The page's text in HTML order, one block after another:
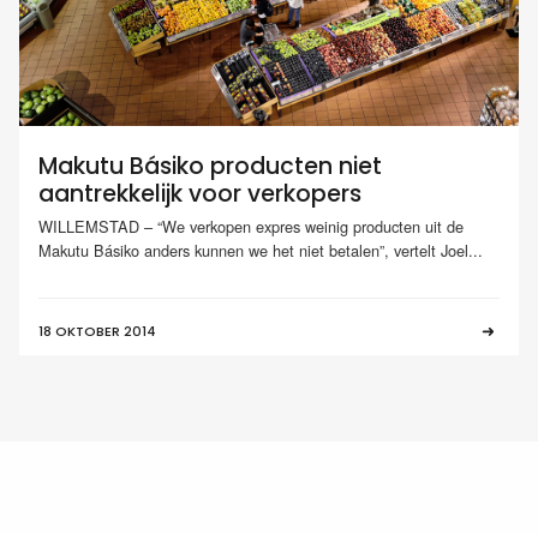
Makutu Básiko producten niet
aantrekkelijk voor verkopers
WILLEMSTAD – “We verkopen expres weinig producten uit de
Makutu Básiko anders kunnen we het niet betalen”, vertelt Joel...
18 OKTOBER 2014